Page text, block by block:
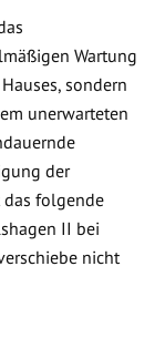
Wartung
sondern
unerwarteten
der
das folgende
II bei
nicht